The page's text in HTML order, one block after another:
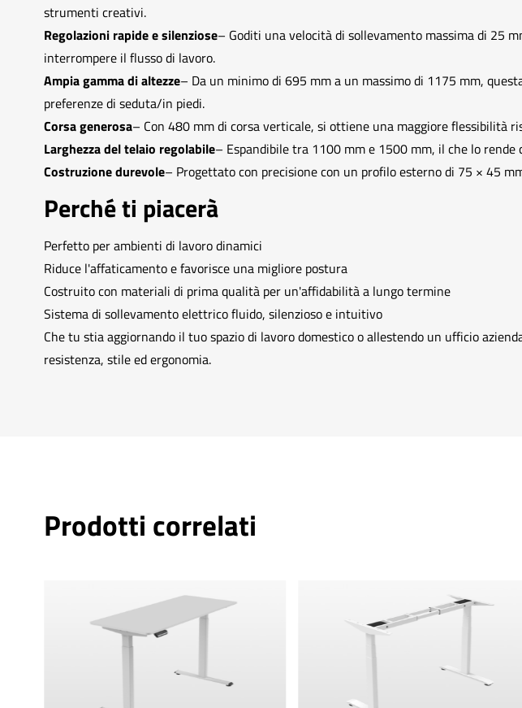
strumenti creativi.
Regolazioni rapide e silenziose– Goditi una velocità di sollevamento massima di 25
interrompere il flusso di lavoro.
Ampia gamma di altezze– Da un minimo di 695 mm a un massimo di 1175 mm,
preferenze di seduta/in piedi.
Corsa generosa– Con 480 mm di corsa verticale, si ottiene una maggiore flessibilità
Larghezza del telaio regolabile– Espandibile tra 1100 mm e 1500 mm, il che lo
Costruzione durevole– Progettato con precisione con un profilo esterno di 75 × 45
Perché ti piacerà
Perfetto per ambienti di lavoro dinamici
Riduce l'affaticamento e favorisce una migliore postura
Costruito con materiali di prima qualità per un'affidabilità a lungo termine
Sistema di sollevamento elettrico fluido, silenzioso e intuitivo
Che tu stia aggiornando il tuo spazio di lavoro domestico o allestendo un ufficio
resistenza, stile ed ergonomia.
Prodotti correlati